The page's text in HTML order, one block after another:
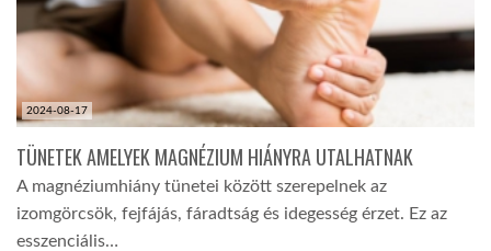
AFRIKA TUDÁSTÁR
A NAP SZÉPE
LINKTR.EE
2024-08-17
TÜNETEK AMELYEK MAGNÉZIUM HIÁNYRA UTALHATNAK
A magnéziumhiány tünetei között szerepelnek az
izomgörcsök, fejfájás, fáradtság és idegesség érzet. Ez az
esszenciális…